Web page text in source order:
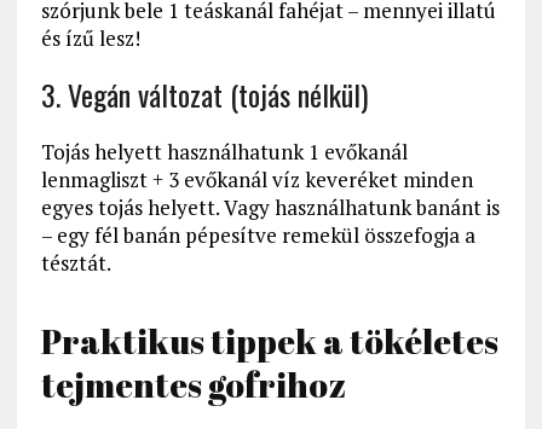
szórjunk bele 1 teáskanál fahéjat – mennyei illatú
és ízű lesz!
3. Vegán változat (tojás nélkül)
Tojás helyett használhatunk 1 evőkanál
lenmagliszt + 3 evőkanál víz keveréket minden
egyes tojás helyett. Vagy használhatunk banánt is
– egy fél banán pépesítve remekül összefogja a
tésztát.
Praktikus tippek a tökéletes
tejmentes gofrihoz